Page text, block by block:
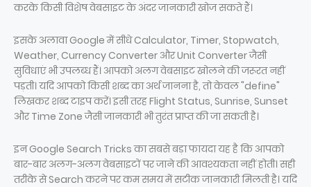
करके किसी विशेष वेबसाइट के अंदर जानकारी खोज सकते हैं।
इसके अलावा Google में सीधे Calculator, Timer, Stopwatch,
Weather, Currency Converter और Unit Converter जैसी
सुविधाएं भी उपलब्ध हैं। आपको अलग वेबसाइट खोलने की जरूरत नहीं
पड़ती। यदि आपको किसी शब्द का अर्थ जानना है, तो केवल "define"
लिखकर शब्द टाइप करें। इसी तरह Flight Status, Sunrise, Sunset
और Time Zone जैसी जानकारी भी तुरंत प्राप्त की जा सकती है।
इन Google Search Tricks का सबसे बड़ा फायदा यह है कि आपको
बार-बार अलग-अलग वेबसाइटों पर जाने की आवश्यकता नहीं होती। सही
तरीके से Search करने पर कम समय में सटीक जानकारी मिलती है। यदि